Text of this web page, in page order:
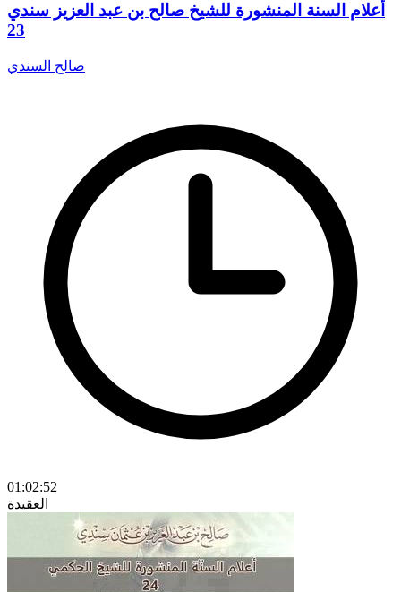
أعلام السنة المنشورة للشيخ صالح بن عبد العزيز سندي
23
صالح السندي
01:02:52
العقيدة